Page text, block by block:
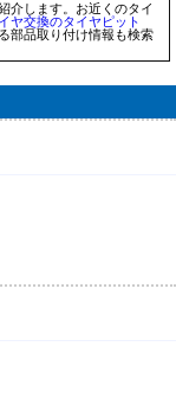
介します。お近くのタイ
ヤ交換のタイヤピット
部品取り付け情報も検索